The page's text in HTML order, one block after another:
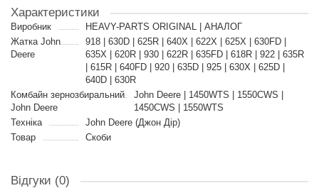
Характеристики
Виробник
HEAVY-PARTS ORIGINAL | АНАЛОГ
Жатка John
Deere
918 | 630D | 625R | 640X | 622X | 625X | 630FD |
635X | 620R | 930 | 622R | 635FD | 618R | 922 | 635R
| 615R | 640FD | 920 | 635D | 925 | 630X | 625D |
640D | 630R
Комбайн зернозбиральний
John Deere
John Deere | 1450WTS | 1550CWS |
1450CWS | 1550WTS
Техніка
John Deere (Джон Дір)
Товар
Скоби
Відгуки (0)